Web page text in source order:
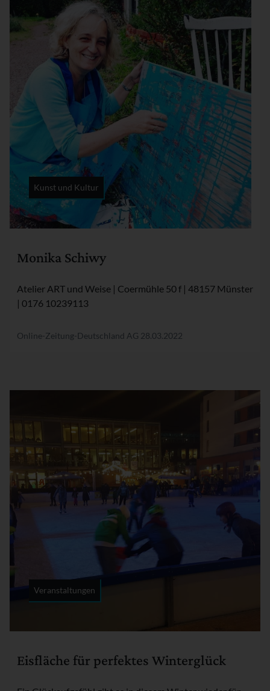
Monika Schiwy
Atelier ART und Weise | Coermühle 50 f | 48157 Münster
| 0176 10239113
Kunst und Kultur
Online-Zeitung-Deutschland AG 28.03.2022
Eisfläche für perfektes Winterglück
Veranstaltungen